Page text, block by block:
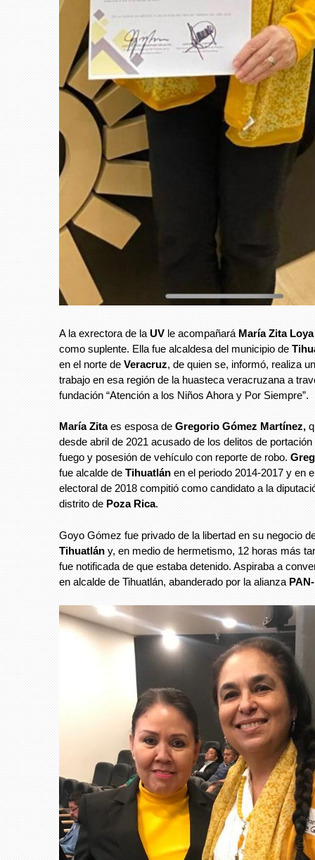
A la exrectora de la UV le acompañará María Zita
como suplente. Ella fue alcaldesa del municipio de
en el norte de Veracruz, de quien se, informó, realiza
trabajo en esa región de la huasteca veracruzana a
fundación “Atención a los Niños Ahora y Por Siempre”.
María Zitaes esposa de Gregorio Gómez Martínez,
desde abril de 2021 acusado de los delitos de
fuego y posesión de vehículo con reporte de robo.
fue alcalde de Tihuatlán en el periodo 2014-2017 y en
electoral de 2018 compitió como candidato a la
distrito de Poza Rica.
Goyo Gómez fue privado de la libertad en su negocio
Tihuatlán y, en medio de hermetismo, 12 horas más
fue notificada de que estaba detenido. Aspiraba a
en alcalde de Tihuatlán, abanderado por la alianza